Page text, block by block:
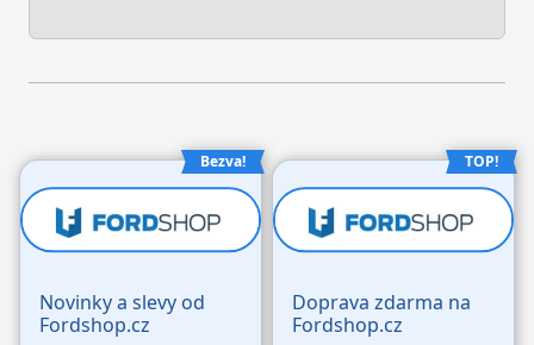
Bezva!
Novinky a slevy od
Fordshop.cz
TOP!
Doprava zdarma na
Fordshop.cz